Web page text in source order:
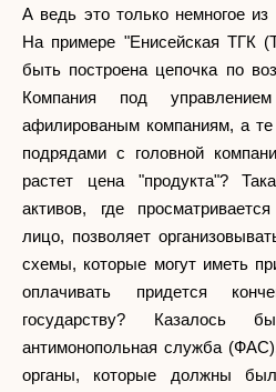
А ведь это только немногое из
На примере "Енисейская ТГК
быть построена цепочка по
Компания под
афилированым компаниям, а
подрядами с головной
растет цена "продукта"?
активов, где
лицо, позволяет
схемы, которые могут иметь
оплачивать придется
государству? Казалось
антимонопольная служба
органы, которые должны